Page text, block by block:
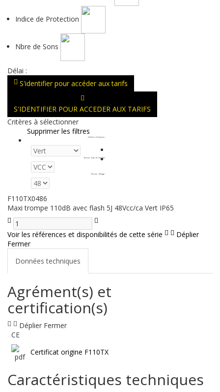
Indice de Protection
Nbre de Sons
Délai :
S'identifier pour accéder aux tarifs
S'IDENTIFIER POUR ACCEDER AUX TARIFS
Critères à sélectionner
Supprimer les filtres
Couleurs d'optiques :
Tension - Type de Courant :
Tension - Voltage :
F110TX0486
Maxi trompe 110dB avec flash 5J 48Vcc/ca Vert IP65
Voir les références et disponibilités de cette série
Déplier
Fermer
Données techniques
Agrément(s) et
certification(s)
Déplier Fermer
CE
Certificat origine F110TX
Caractéristiques techniques